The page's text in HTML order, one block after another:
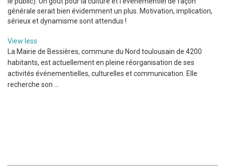
générale serait bien évidemment un plus. Motivation, implication,
sérieux et dynamisme sont attendus !
View less
La Mairie de Bessières, commune du Nord toulousain de 4200
habitants, est actuellement en pleine réorganisation de ses
activités événementielles, culturelles et communication. Elle
recherche son ...